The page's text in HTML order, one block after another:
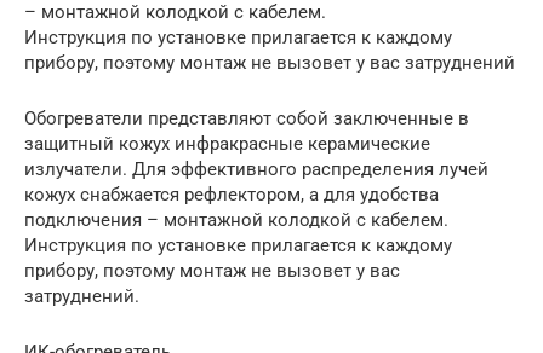
– монтажной колодкой с кабелем.
Инструкция по установке прилагается к каждому
прибору, поэтому монтаж не вызовет у вас затруднений
Обогреватели представляют собой заключенные в
защитный кожух инфракрасные керамические
излучатели. Для эффективного распределения лучей
кожух снабжается рефлектором, а для удобства
подключения – монтажной колодкой с кабелем.
Инструкция по установке прилагается к каждому
прибору, поэтому монтаж не вызовет у вас
затруднений.